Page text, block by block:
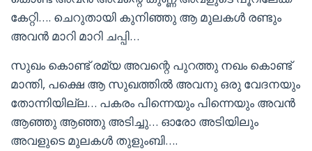
കേറ്റി…. ചെറുതായി കുനിഞ്ഞു ആ മുലകൾ രണ്ടും
അവൻ മാറി മാറി ചപ്പി…
സുഖം കൊണ്ട് രമ്യ അവന്റെ പുറത്തു നഖം കൊണ്ട്
മാന്തി, പക്ഷെ ആ സുഖത്തിൽ അവനു ഒരു വേദനയും
തോന്നിയില്ല… പകരം പിന്നെയും പിന്നെയും അവൻ
ആഞ്ഞു ആഞ്ഞു അടിച്ചു… ഓരോ അടിയിലും
അവളുടെ മുലകൾ തുളുംബി….